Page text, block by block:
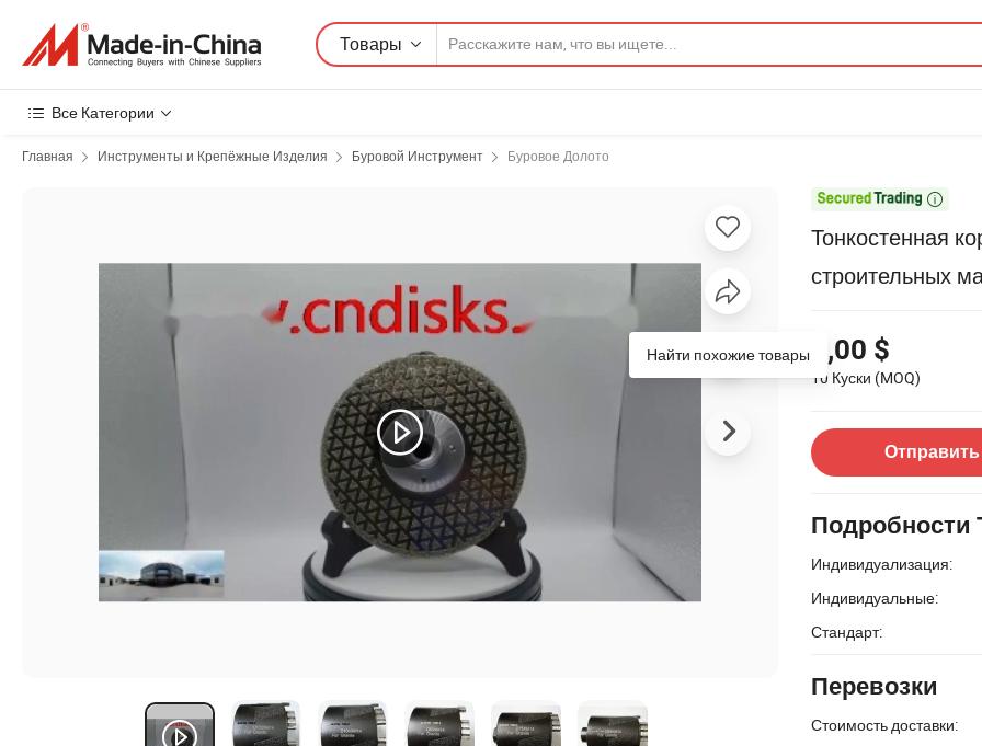
Товары
Все Категории
Главная Инструменты и Крепёжные Изделия Буровой Инструмент Буровое Долото

Тонкостенная
строительных
1,00 $
10 Куски (MOQ)
Подробности
Индивидуализация:
Индивидуальные:
Стандарт:
Перевозки
Стоимость доставки: